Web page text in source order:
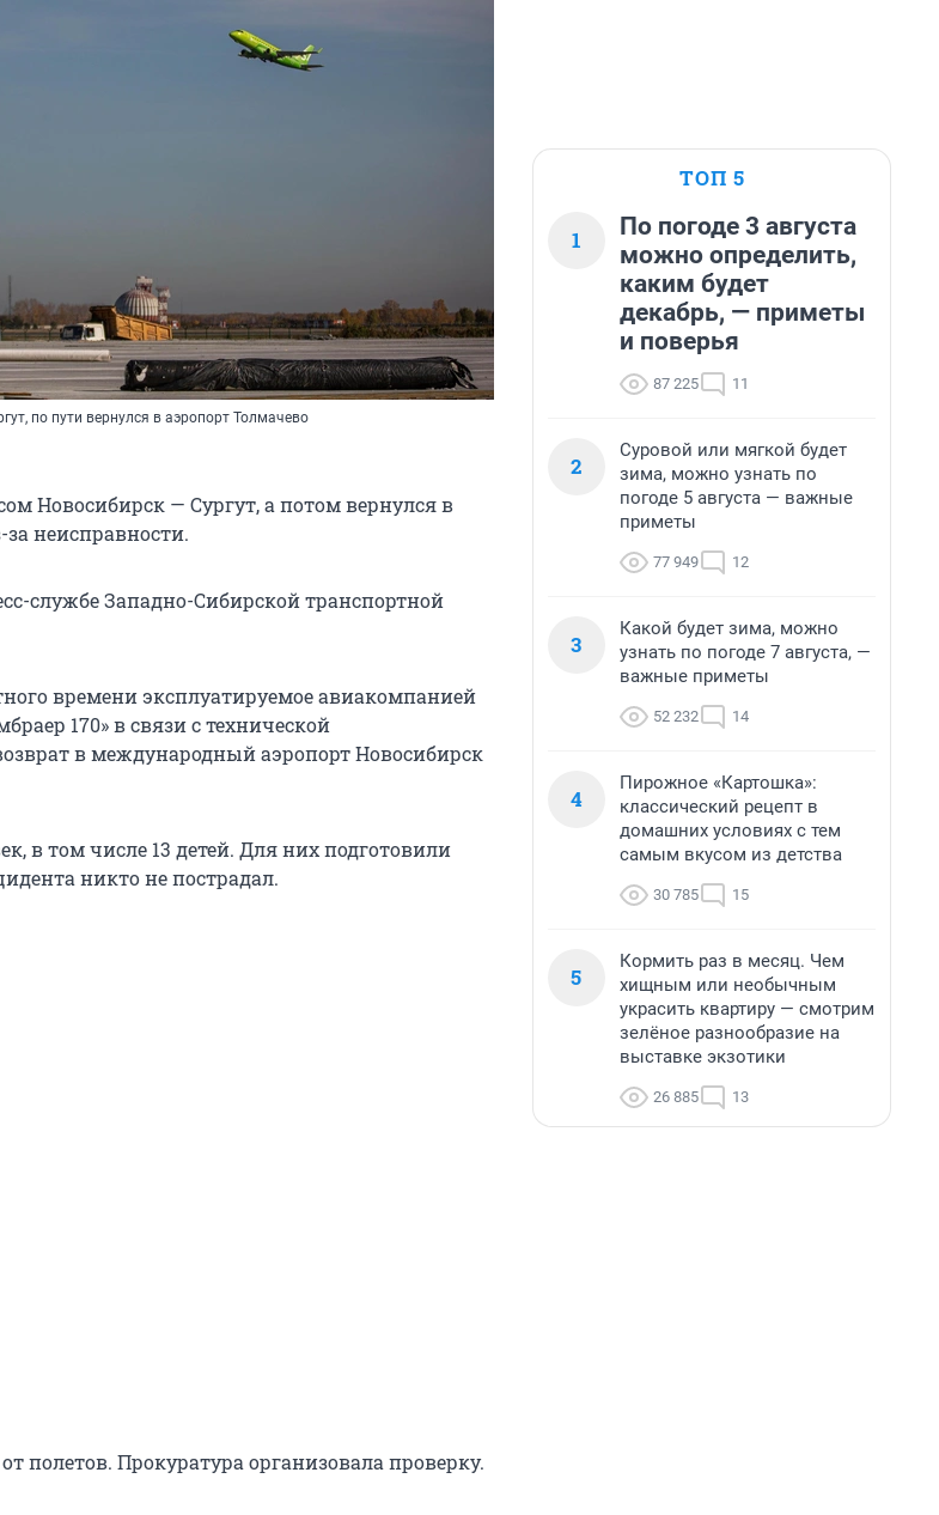
по пути вернулся в аэропорт Толмачево
Новосибирск — Сургут, а потом вернулся в
неисправности.
службе Западно-Сибирской транспортной
времени эксплуатируемое авиакомпанией
170» в связи с технической
в международный аэропорт Новосибирск
в том числе 13 детей. Для них подготовили
никто не пострадал.
полетов. Прокуратура организовала проверку.
ТОП 5
1
По погоде 3 августа
можно определить,
каким будет
декабрь, — приметы
и поверья
87 225 11
2
Суровой или мягкой будет
зима, можно узнать по
погоде 5 августа — важные
приметы
77 949 12
3
Какой будет зима, можно
узнать по погоде 7 августа, —
важные приметы
52 232 14
4
Пирожное «Картошка»:
классический рецепт в
домашних условиях с тем
самым вкусом из детства
30 785 15
5
Кормить раз в месяц. Чем
хищным или необычным
украсить квартиру — смотрим
зелёное разнообразие на
выставке экзотики
26 885 13